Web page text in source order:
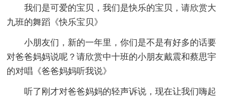
我们是可爱的宝贝，我们是快乐的宝贝，请欣赏大
九班的舞蹈《快乐宝贝》
小朋友们，新的一年里，你们是不是有好多的话要
对爸爸妈妈说呢？请欣赏中十班的小朋友戴震和蔡思宇
的对唱《爸爸妈妈听我说》
听了刚才对爸爸妈妈的轻声诉说，现在让我们嗨起